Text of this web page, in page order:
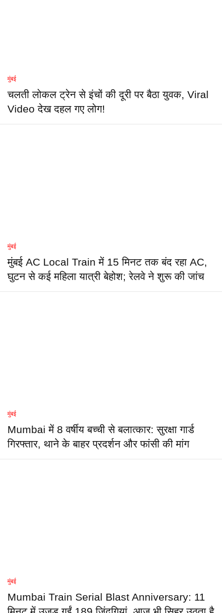
मुंबई
चलती लोकल ट्रेन से इंचों की दूरी पर बैठा युवक, Viral
Video देख दहल गए लोग!
मुंबई
मुंबई AC Local Train में 15 मिनट तक बंद रहा AC,
घुटन से कई महिला यात्री बेहोश; रेलवे ने शुरू की जांच
मुंबई
Mumbai में 8 वर्षीय बच्ची से बलात्कार: सुरक्षा गार्ड
गिरफ्तार, थाने के बाहर प्रदर्शन और फांसी की मांग
मुंबई
Mumbai Train Serial Blast Anniversary: 11